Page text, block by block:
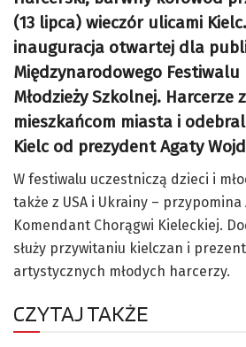
(13 lipca) wieczór ulicami
inauguracja otwartej dla
Międzynarodowego
Młodzieży Szkolnej. Harcerze
mieszkańcom miasta i
Kielc od prezydent Agaty
W festiwalu uczestniczą dzieci i
także z USA i Ukrainy –
Komendant Chorągwi Kieleckiej.
służy przywitaniu kielczan i
artystycznych młodych harcerzy.
CZYTAJ TAKŻE